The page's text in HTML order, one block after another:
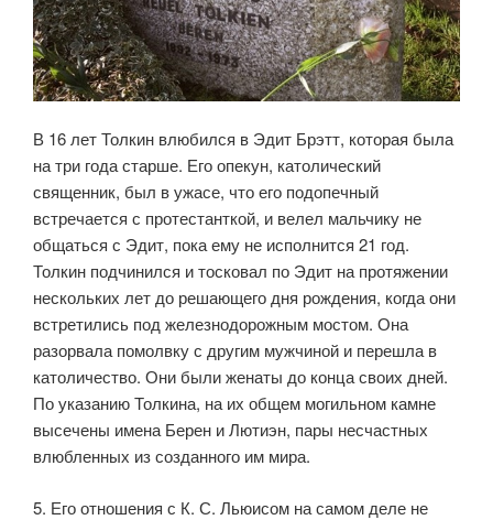
В 16 лет Толкин влюбился в Эдит Брэтт, которая была
на три года старше. Его опекун, католический
священник, был в ужасе, что его подопечный
встречается с протестанткой, и велел мальчику не
общаться с Эдит, пока ему не исполнится 21 год.
Толкин подчинился и тосковал по Эдит на протяжении
нескольких лет до решающего дня рождения, когда они
встретились под железнодорожным мостом. Она
разорвала помолвку с другим мужчиной и перешла в
католичество. Они были женаты до конца своих дней.
По указанию Толкина, на их общем могильном камне
высечены имена Берен и Лютиэн, пары несчастных
влюбленных из созданного им мира.
5. Его отношения с К. С. Льюисом на самом деле не